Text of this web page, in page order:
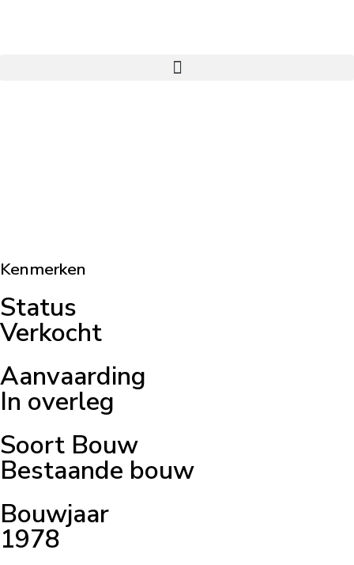
Kenmerken
Status
Verkocht
Aanvaarding
In overleg
Soort Bouw
Bestaande bouw
Bouwjaar
1978